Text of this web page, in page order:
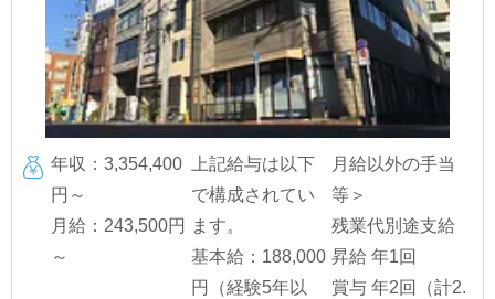
年収：3,354,400
円～
月給：243,500円
～
上記給与は以下
で構成されてい
ます。
基本給：188,000
円（経験5年以
月給以外の手当
等＞
残業代別途支給
昇給 年1回
賞与 年2回（計2.